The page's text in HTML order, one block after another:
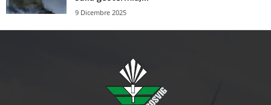
9 Dicembre 2025